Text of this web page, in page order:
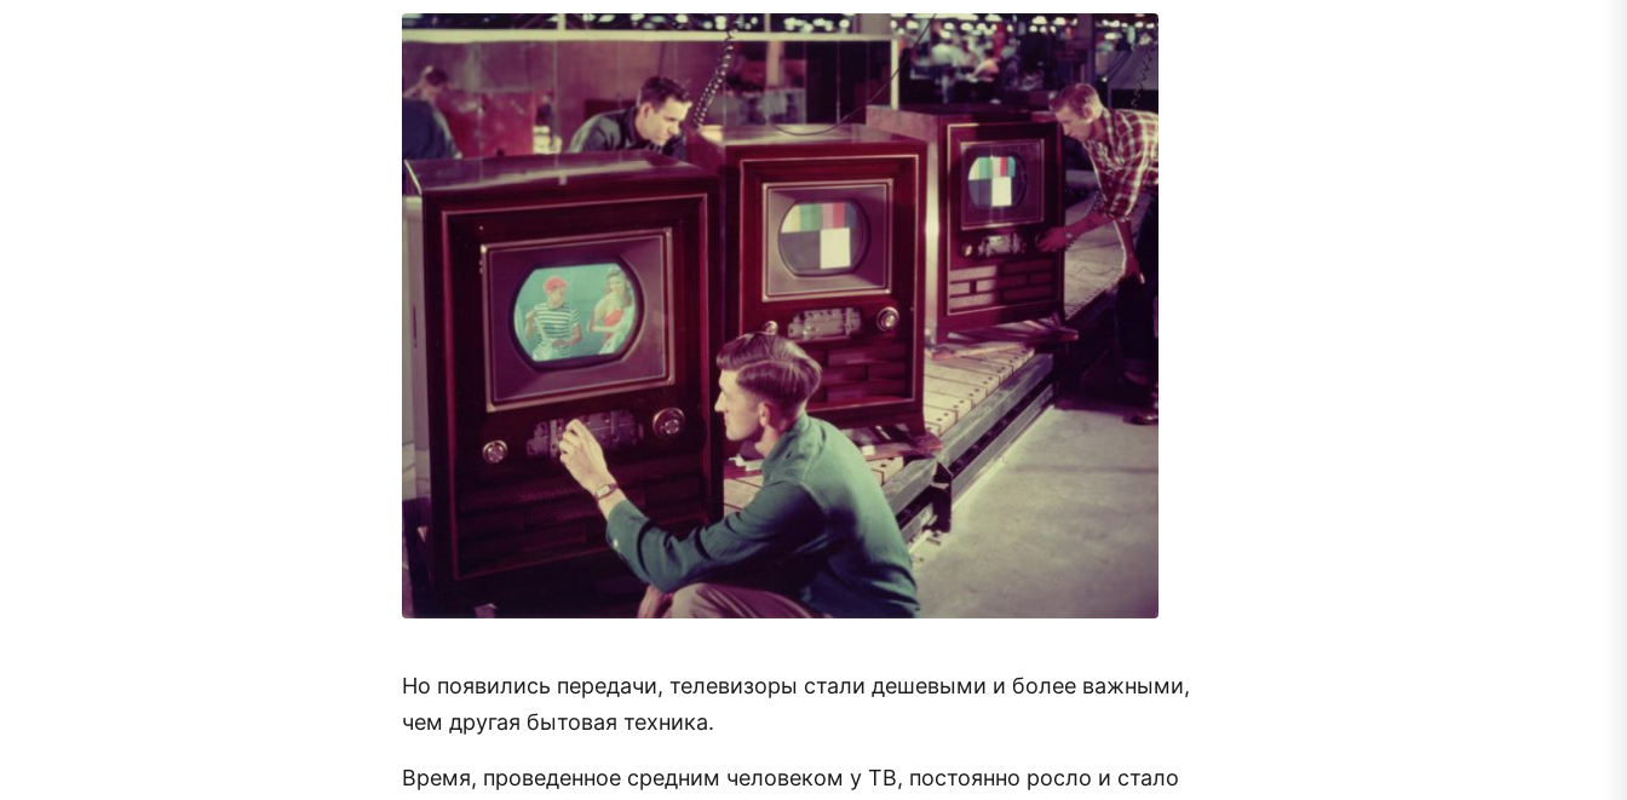
Но появились передачи, телевизоры стали дешевыми и более важными,
чем другая бытовая техника.
Время, проведенное средним человеком у ТВ, постоянно росло и стало